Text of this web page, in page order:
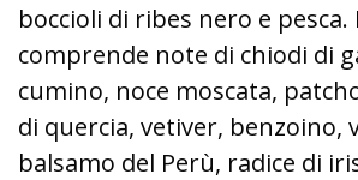
boccioli di ribes nero e
comprende note di chiodi di
cumino, noce moscata,
di quercia, vetiver, benzoino,
balsamo del Perù, radice di